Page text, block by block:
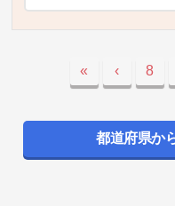
« ‹ 8
都道府県か